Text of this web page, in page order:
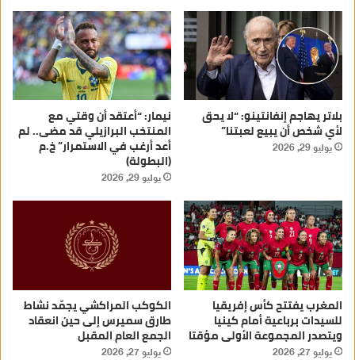
بلاتر يهاجم إنفانتينو: “لا يحق
لأي شخص أن يبيع لعبتنا”
يوليو 29, 2026
نيمار: “أعتقد أن وقتي مع
المنتخب البرازيلي قد مضى.. لم
أعد أرغب في الاستمرار” خ.م
(البطولة)
يوليو 29, 2026
المغرب يفتتح كأس إفريقيا
للسيدات برباعية أمام كينيا
ويتصدر المجموعة الأولى مؤقتا
يوليو 27, 2026
الكوكب المراكشي يجمّد نشاط
طارق سميرس إلى حين انعقاد
الجمع العام المقبل
يوليو 27, 2026